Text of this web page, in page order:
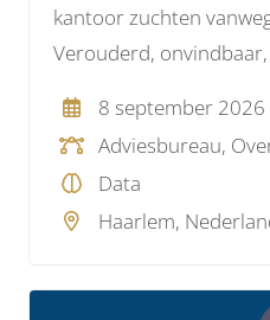
kantoor zuchten
Verouderd,
onze dagelijkse gang
8 september 2026
Adviesbureau,
Data
Haarlem,